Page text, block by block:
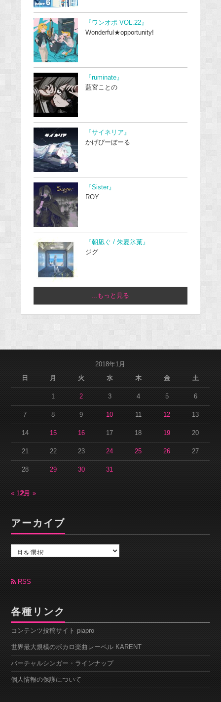
『ワンオポ VOL.22』
Wonderful★opportunity!
『ruminate』
藍宮ことの
『サイネリア』
かげぴーぼーる
『Sister』
ROY
『朝凪ぐ / 朱夏氷菓』
ジグ
...もっと見る
2018年1月
日
月 火 水 木 金 土
1 2 3 4 5 6
7 8 9 10 11 12 13
14 15 16 17 18 19 20
21 22 23 24 25 26 27
28 29 30 31
« 12月2月 »
アーカイブ
カ
ブ RSS
各種リンク
コンテンツ投稿サイト piapro
世界最大規模のボカロ楽曲レーベル KARENT
バーチャルシンガー・ラインナップ
個人情報の保護について